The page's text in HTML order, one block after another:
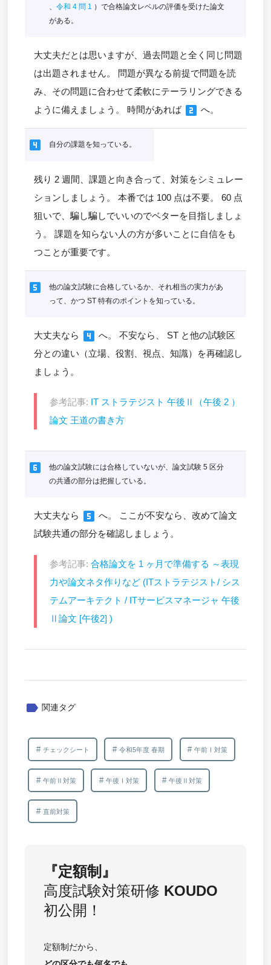
、令和 4 問 1 ）で合格論文レベルの評価を受けた論文
がある。
大丈夫だとは思いますが、過去問題と全く同じ問題
は出題されません。 問題が異なる前提で問題を読
み、その問題に合わせて柔軟にテーラリングできる
ように備えましょう。 時間があれば looks_two へ。
looks_4 自分の課題を知っている。
残り 2 週間、課題と向き合って、対策をシミュレー
ションしましょう。 本番では 100 点は不要。 60 点
狙いで、騙し騙しでいいのでベターを目指しましょ
う。 課題を知らない人の方が多いことに自信をも
つことが重要です。
looks_5
他の論文試験に合格しているか、それ相当の実力があ
って、かつ ST 特有のポイントを知っている。
大丈夫なら looks_4 へ。 不安なら、 ST と他の試験区
分との違い（立場、役割、視点、知識）を再確認し
ましょう。
参考記事: IT ストラテジスト 午後Ⅱ（午後 2 ）
論文 王道の書き方
looks_6
他の論文試験には合格していないが、論文試験 5 区分
の共通の部分は把握している。
大丈夫なら looks_5 へ。 ここが不安なら、改めて論文
試験共通の部分を確認しましょう。
参考記事: 合格論文を 1 ヶ月で準備する ～表現
力や論文ネタ作りなど (ITストラテジスト/ シス
テムアーキテクト / ITサービスマネージャ 午後
Ⅱ論文 [午後2] )
label 関連タグ
チェックシート 令和5年度 春期 午前Ⅰ対策
午前Ⅱ対策 午後Ⅰ対策 午後Ⅱ対策
直前対策
『定額制』
高度試験対策研修 KOUDO
初公開！
定額制だから、